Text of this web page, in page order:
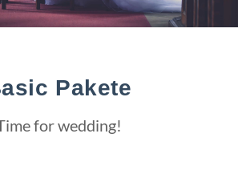
Pakete
for wedding!